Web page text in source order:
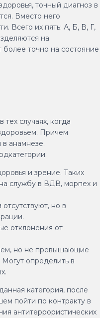
точный диагноз в
Вместо него
Всего их пять: А, Б, В, Г,
на
более точно на состояние
тех случаях, когда
Причем
анамнезе.
и зрение. Таких
службу в ВДВ, морпех и
но в
отклонения от
но не превышающие
Могут определить в
категория, после
пойти по контракту в
антитеррористических